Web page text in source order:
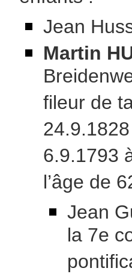
Jean
Martin
fileur de
6.9.1793
l’âge de
Jean
la 7e